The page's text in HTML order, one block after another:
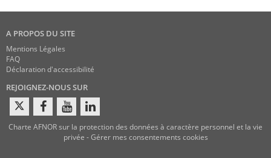
A PROPOS DU SITE
Mentions Légales
FAQ
Déclaration d'accessibilité
REJOIGNEZ-NOUS SUR
Charte AFNOR sur la protection des données à caractère personnel et la vie
privée -Gérer mes consentements cookies